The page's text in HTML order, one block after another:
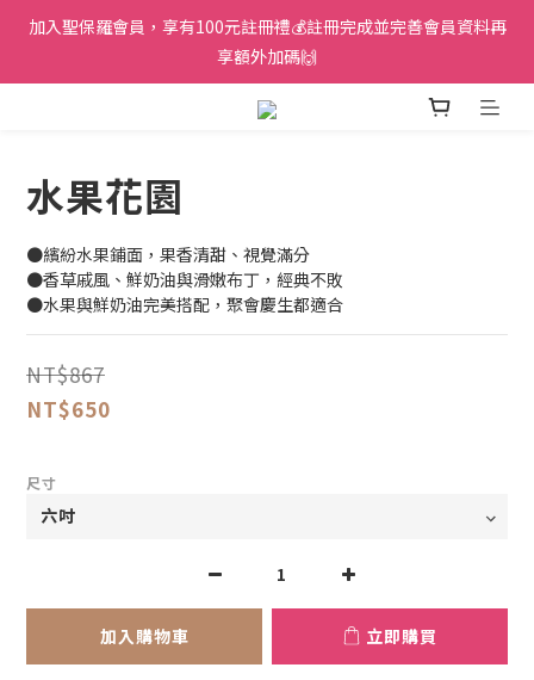
加入聖保羅會員，享有100元註冊禮💰註冊完成並完善會員資料再
享額外加碼🙌
水果花園
●繽紛水果鋪面，果香清甜、視覺滿分
●香草戚風、鮮奶油與滑嫩布丁，經典不敗
●水果與鮮奶油完美搭配，聚會慶生都適合
NT$867
NT$650
尺寸
加入購物車 立即購買